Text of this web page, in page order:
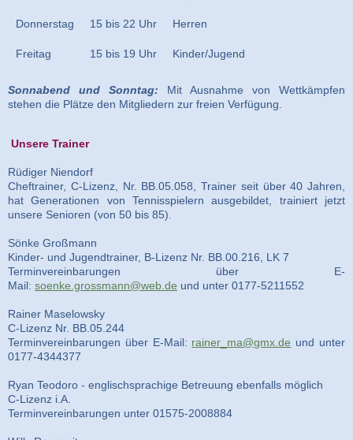
Donnerstag 15 bis 22 Uhr Herren
Freitag 15 bis 19 Uhr Kinder/Jugend
Sonnabend und Sonntag: Mit Ausnahme von Wettkämpfen
stehen die Plätze den Mitgliedern zur freien Verfügung.
Unsere Trainer
Rüdiger Niendorf
Cheftrainer, C-Lizenz, Nr. BB.05.058, Trainer seit über 40 Jahren,
hat Generationen von Tennisspielern ausgebildet, trainiert jetzt
unsere Senioren (von 50 bis 85).
Sönke Großmann
Kinder- und Jugendtrainer, B-Lizenz Nr. BB.00.216, LK 7
Terminvereinbarungen über E-
Mail: soenke.grossmann@web.de und unter 0177-5211552
Rainer Maselowsky
C-Lizenz Nr. BB.05.244
Terminvereinbarungen über E-Mail: rainer_ma@gmx.de und unter
0177-4344377
Ryan Teodoro - englischsprachige Betreuung ebenfalls möglich
C-Lizenz i.A.
Terminvereinbarungen unter 01575-2008884